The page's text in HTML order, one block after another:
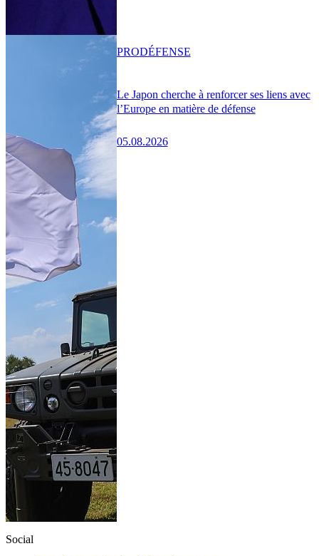
Le Japon cherche à renforcer ses liens avec
l’Europe en matière de défense
05.08.2026
PRODÉFENSE
Social